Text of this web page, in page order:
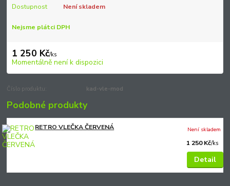
Dostupnost Není skladem
Nejsme plátci DPH
1 250 Kč/ks
Momentálně není k dispozici
Číslo produktu: kad-vle-mod
Podobné produkty
RETRO VLEČKA ČERVENÁ
1 250 Kč/ks
Není skladem
Detail